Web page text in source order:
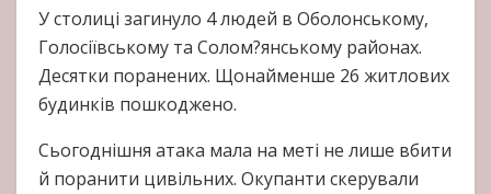
У столиці загинуло 4 людей в Оболонському,
Голосіївському та Солом?янському районах.
Десятки поранених. Щонайменше 26 житлових
будинків пошкоджено.
Сьогоднішня атака мала на меті не лише вбити
й поранити цивільних. Окупанти скерували